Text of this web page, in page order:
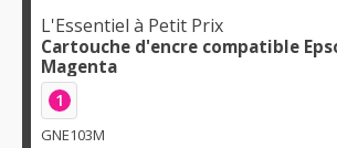
L'Essentiel à Petit Prix
Cartouche d'encre compatible
Magenta
1
GNE103M